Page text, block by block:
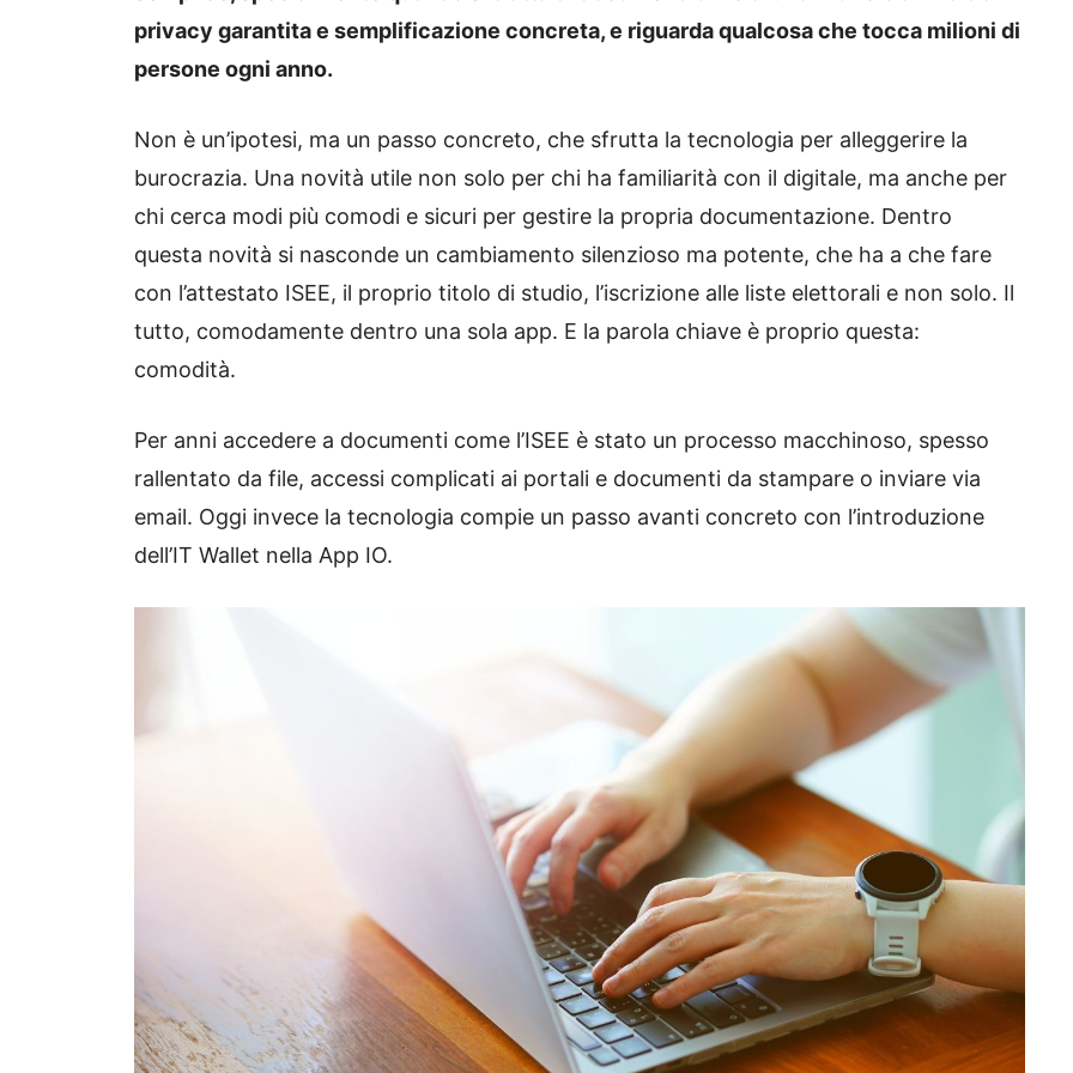
privacy garantita e semplificazione concreta, e riguarda qualcosa che tocca milioni di
persone ogni anno.
Non è un’ipotesi, ma un passo concreto, che sfrutta la tecnologia per alleggerire la
burocrazia. Una novità utile non solo per chi ha familiarità con il digitale, ma anche per
chi cerca modi più comodi e sicuri per gestire la propria documentazione. Dentro
questa novità si nasconde un cambiamento silenzioso ma potente, che ha a che fare
con l’attestato ISEE, il proprio titolo di studio, l’iscrizione alle liste elettorali e non solo. Il
tutto, comodamente dentro una sola app. E la parola chiave è proprio questa:
comodità.
Per anni accedere a documenti come l’ISEE è stato un processo macchinoso, spesso
rallentato da file, accessi complicati ai portali e documenti da stampare o inviare via
email. Oggi invece la tecnologia compie un passo avanti concreto con l’introduzione
dell’IT Wallet nella App IO.